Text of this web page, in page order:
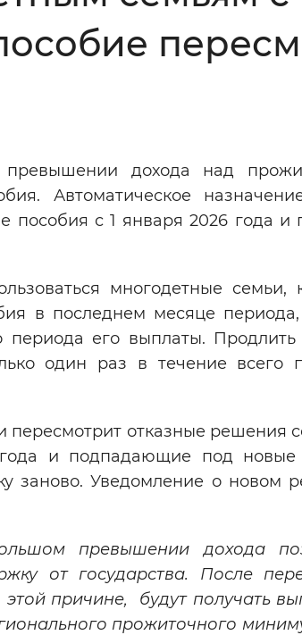
монохромный Синий
Остановить Повторить
дохода над
Автоматическое
пособия с 1 января 2026 года и
многодетные семьи,
в последнем месяце
периода его выплаты. Продлить
один раз в течение всего
отказные решения
и подпадающие под
заново. Уведомление о новом
превышении дохода
от государства. После
причине, будут получать
прожиточного